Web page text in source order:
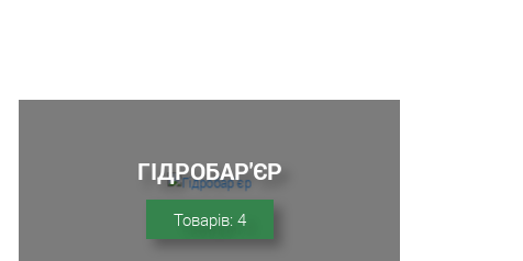
ГІДРОБАР'ЄР
Товарів: 4